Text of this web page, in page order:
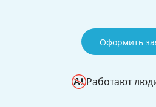
Оформить
Работают